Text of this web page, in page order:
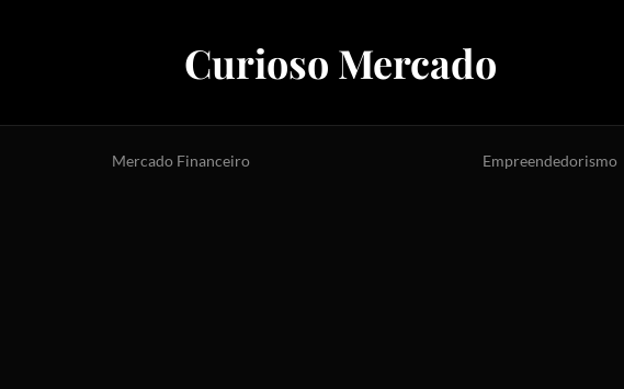
Curioso Mercado
Mercado Financeiro Empreendedorismo